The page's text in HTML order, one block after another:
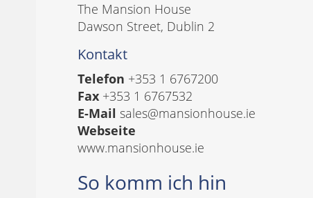
The Mansion House
Dawson Street, Dublin 2
Kontakt
Telefon +353 1 6767200
Fax +353 1 6767532
E-Mail sales@mansionhouse.ie
Webseite
www.mansionhouse.ie
So komm ich hin